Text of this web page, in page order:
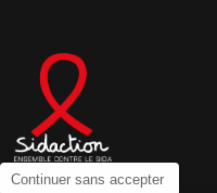
Continuer sans accepter